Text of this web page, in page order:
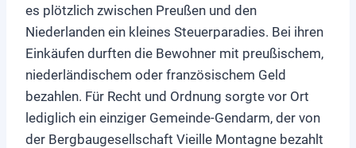
es plötzlich zwischen Preußen und den
Niederlanden ein kleines Steuerparadies. Bei ihren
Einkäufen durften die Bewohner mit preußischem,
niederländischem oder französischem Geld
bezahlen. Für Recht und Ordnung sorgte vor Ort
lediglich ein einziger Gemeinde-Gendarm, der von
der Bergbaugesellschaft Vieille Montagne bezahlt